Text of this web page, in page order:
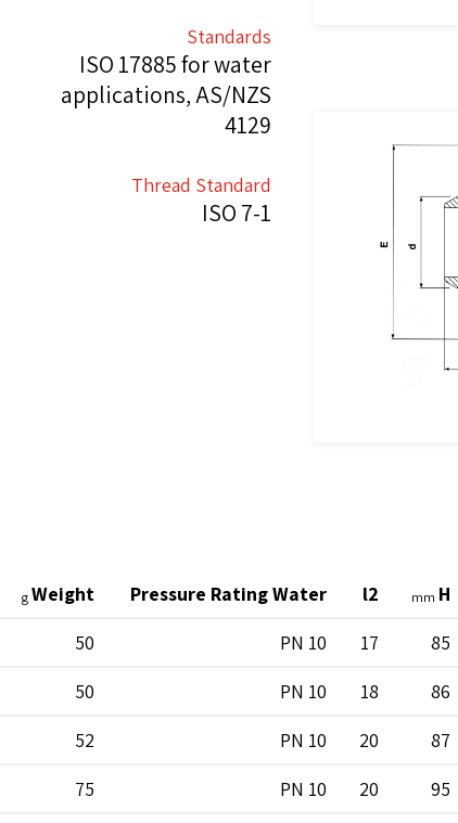
Standards
ISO 17885 for water
applications, AS/NZS
4129
Thread Standard
ISO 7-1
H
mm
l2
Pressure Rating Water
Weight
g
85
17
PN 10
50
86
18
PN 10
50
87
20
PN 10
52
95
20
PN 10
75